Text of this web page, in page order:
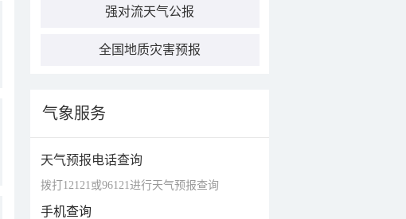
强对流天气公报
全国地质灾害预报
气象服务
天气预报电话查询
拨打12121或96121进行天气预报查询
手机查询